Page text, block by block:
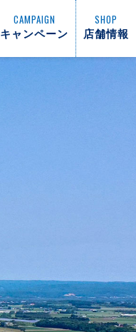
CAMPAIGN
キャンペーン
SHOP
店舗情報